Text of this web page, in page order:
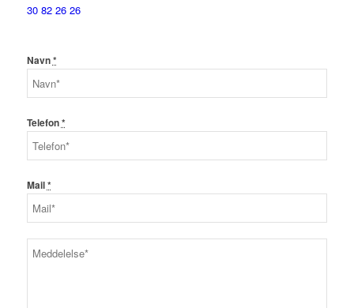
Navn*
Telefon*
Mail*
30 82 26 26